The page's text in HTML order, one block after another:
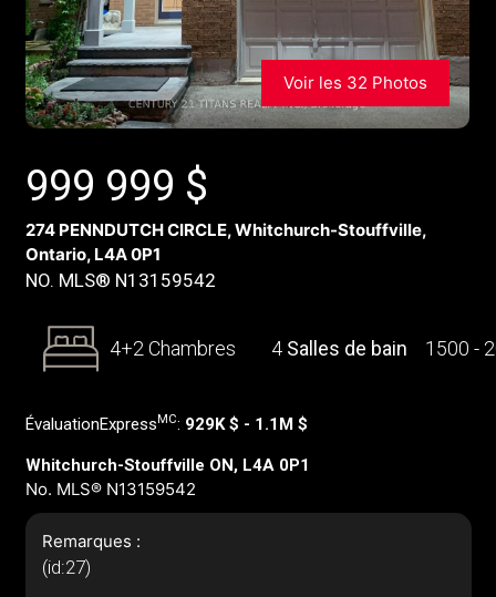
Voir les 32 Photos
999 999 $
274 PENNDUTCH CIRCLE, Whitchurch-Stouffville,
Ontario, L4A 0P1
NO. MLS® N13159542
4+2 Chambres 4 Salles de bain 1500 -
ÉvaluationExpress MC: 929K $ - 1.1M $
Whitchurch-Stouffville ON, L4A 0P1
No. MLS® N13159542
Remarques :
(id:27)